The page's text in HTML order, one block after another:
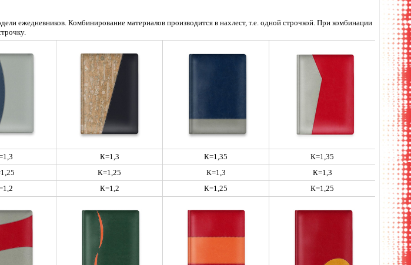
ежедневников. Комбинирование материалов производится в нахлест, т.е. одной строчкой. При комбинации
К=1,3 К=1,35
К=1,35
К=1,25 К=1,3
К=1,3
К=1,2 К=1,25 К=1,25